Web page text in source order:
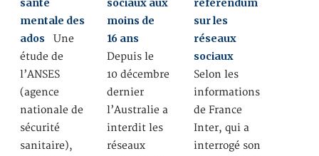
mentale des
ados Une
étude de
l’ANSES
(agence
nationale de
sécurité
sanitaire),
moins de
16 ans
Depuis le
10 décembre
dernier
l’Australie a
interdit les
réseaux
sur les
réseaux
sociaux
Selon les
informations
de France
Inter, qui a
interrogé son